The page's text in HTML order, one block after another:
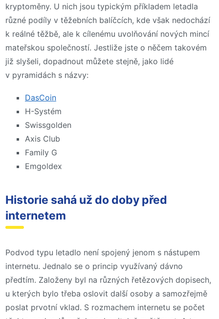
kryptoměny. U nich jsou typickým příkladem letadla
různé podíly v těžebních balíčcích, kde však nedochází
k reálné těžbě, ale k cílenému uvolňování nových mincí
mateřskou společností. Jestliže jste o něčem takovém
již slyšeli, dopadnout můžete stejně, jako lidé
v pyramidách s názvy:
DasCoin
H-Systém
Swissgolden
Axis Club
Family G
Emgoldex
Historie sahá už do doby před
internetem
Podvod typu letadlo není spojený jenom s nástupem
internetu. Jednalo se o princip využívaný dávno
předtím. Založeny byl na různých řetězových dopisech,
u kterých bylo třeba oslovit další osoby a samozřejmě
poslat prvotní vklad. S rozmachem internetu se počet